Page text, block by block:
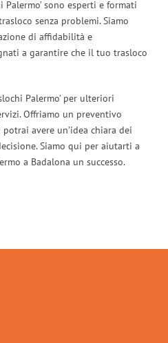
sono esperti e formati
senza problemi. Siamo
di affidabilità e
a garantire che il tuo trasloco
Palermo’ per ulteriori
Offriamo un preventivo
avere un’idea chiara dei
Siamo qui per aiutarti a
a Badalona un successo.